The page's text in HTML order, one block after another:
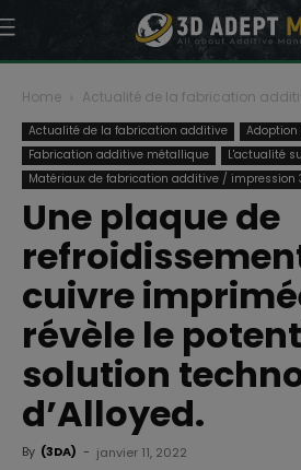
Home Actualité de la fabrication
Actualité de la fabrication additive
Adoption
Fabrication additive métallique
L'actualité
Matériaux de fabrication additive / impression
Une plaque de
cuivre
révèle le
solution
d’Alloyed.
By (3DA) - janvier 11, 2022